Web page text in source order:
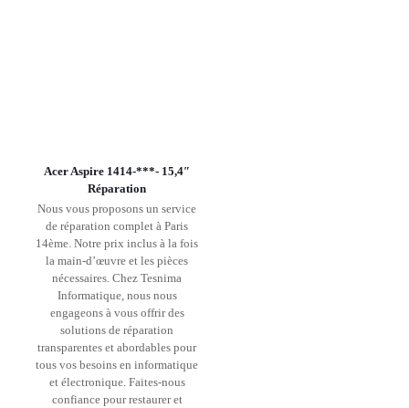
Acer Aspire 1414-***- 15,4″
Réparation
Nous vous proposons un service
de réparation complet à Paris
14ème. Notre prix inclus à la fois
la main-d’œuvre et les pièces
nécessaires. Chez Tesnima
Informatique, nous nous
engageons à vous offrir des
solutions de réparation
transparentes et abordables pour
tous vos besoins en informatique
et électronique. Faites-nous
confiance pour restaurer et